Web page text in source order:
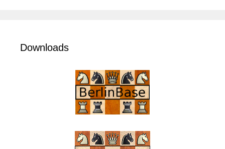
Downloads